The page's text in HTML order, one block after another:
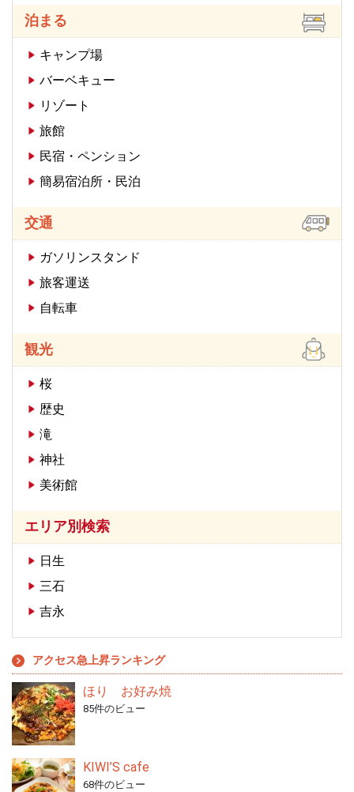
泊まる
キャンプ場
バーベキュー
リゾート
旅館
民宿・ペンション
簡易宿泊所・民泊
交通
ガソリンスタンド
旅客運送
自転車
観光
桜
歴史
滝
神社
美術館
エリア別検索
日生
三石
吉永
アクセス急上昇ランキング
ほり お好み焼
85件のビュー
KIWI’S cafe
68件のビュー